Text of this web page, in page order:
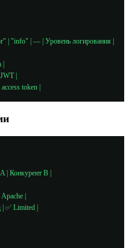
| "info" | — | Уровень логирования |
|
|
token |
| Конкурент B |
|
✅ Limited |